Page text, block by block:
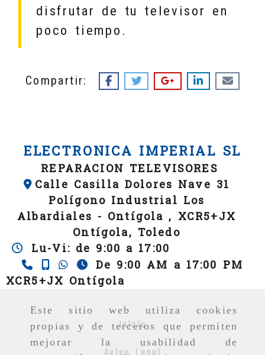
Este sitio web utiliza cookies
propias y de terceros que permiten
mejorar la usabilidad de
disfrutar de tu televisor en
poco tiempo.
Compartir:
ELECTRONICA IMPERIAL SL
REPARACION TELEVISORES
Calle Casilla Dolores Nave 31
Polígono Industrial Los
Albardiales - Ontígola , XCR5+JX
Ontígola, Toledo
Lu-Vi: de 9:00 a 17:00
De 9:00 AM a 17:00 PM
XCR5+JX Ontígola
Inicio
Aviso Legal